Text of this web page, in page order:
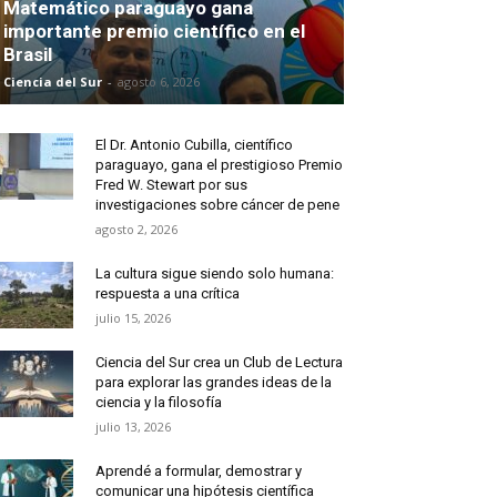
Matemático paraguayo gana
importante premio científico en el
Brasil
Ciencia del Sur - agosto 6, 2026
El Dr. Antonio Cubilla, científico
paraguayo, gana el prestigioso Premio
Fred W. Stewart por sus
investigaciones sobre cáncer de pene
agosto 2, 2026
La cultura sigue siendo solo humana:
respuesta a una crítica
julio 15, 2026
Ciencia del Sur crea un Club de Lectura
para explorar las grandes ideas de la
ciencia y la filosofía
julio 13, 2026
Aprendé a formular, demostrar y
comunicar una hipótesis científica